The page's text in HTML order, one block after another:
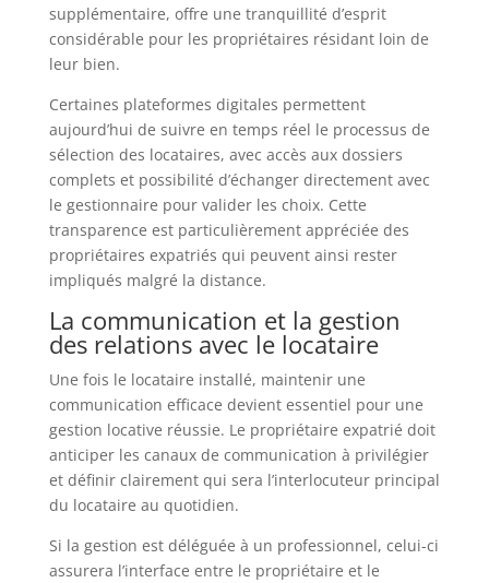
supplémentaire, offre une tranquillité d’esprit
considérable pour les propriétaires résidant loin de
leur bien.
Certaines plateformes digitales permettent
aujourd’hui de suivre en temps réel le processus de
sélection des locataires, avec accès aux dossiers
complets et possibilité d’échanger directement avec
le gestionnaire pour valider les choix. Cette
transparence est particulièrement appréciée des
propriétaires expatriés qui peuvent ainsi rester
impliqués malgré la distance.
La communication et la gestion
des relations avec le locataire
Une fois le locataire installé, maintenir une
communication efficace devient essentiel pour une
gestion locative réussie. Le propriétaire expatrié doit
anticiper les canaux de communication à privilégier
et définir clairement qui sera l’interlocuteur principal
du locataire au quotidien.
Si la gestion est déléguée à un professionnel, celui-ci
assurera l’interface entre le propriétaire et le